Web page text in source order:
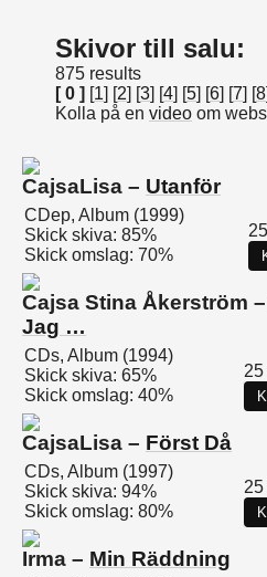
Skivor till salu:
875 results
[ 0 ] [1] [2] [3] [4] [5] [6] [7] [8
Kolla på en video om
CajsaLisa – Utanför
CDep, Album (1999)
Skick skiva: 85%
Skick omslag: 70%
Cajsa Stina Åkerström –
Jag …
CDs, Album (1994)
Skick skiva: 65%
Skick omslag: 40%
25
CajsaLisa – Först Då
CDs, Album (1997)
Skick skiva: 94%
Skick omslag: 80%
25
Irma – Min Räddning